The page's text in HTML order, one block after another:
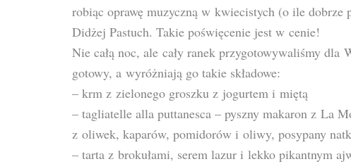
robiąc oprawę muzyczną w kwiecistych (o ile dobrze
Didżej Pastuch. Takie poświęcenie jest w cenie!
Nie całą noc, ale cały ranek przygotowywaliśmy dla
gotowy, a wyróżniają go takie składowe:
– krm z zielonego groszku z jogurtem i miętą
– tagliatelle alla puttanesca – pyszny makaron z La
z oliwek, kaparów, pomidorów i oliwy, posypany
– tarta z brokułami, serem lazur i lekko pikantnym